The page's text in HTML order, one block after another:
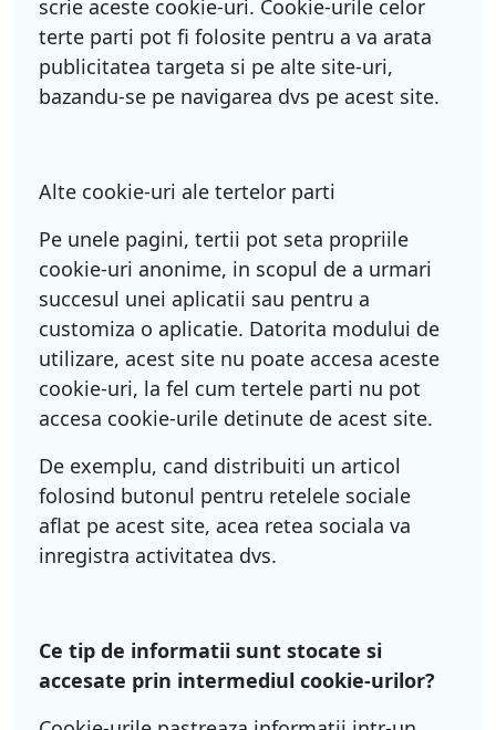
scrie aceste cookie-uri. Cookie-urile celor
terte parti pot fi folosite pentru a va arata
publicitatea targeta si pe alte site-uri,
bazandu-se pe navigarea dvs pe acest site.
Alte cookie-uri ale tertelor parti
Pe unele pagini, tertii pot seta propriile
cookie-uri anonime, in scopul de a urmari
succesul unei aplicatii sau pentru a
customiza o aplicatie. Datorita modului de
utilizare, acest site nu poate accesa aceste
cookie-uri, la fel cum tertele parti nu pot
accesa cookie-urile detinute de acest site.
De exemplu, cand distribuiti un articol
folosind butonul pentru retelele sociale
aflat pe acest site, acea retea sociala va
inregistra activitatea dvs.
Ce tip de informatii sunt stocate si
accesate prin intermediul cookie-urilor?